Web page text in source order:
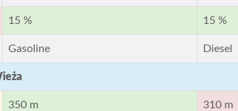
15 % 15 %
Gasoline Diesel
350 m 310 m